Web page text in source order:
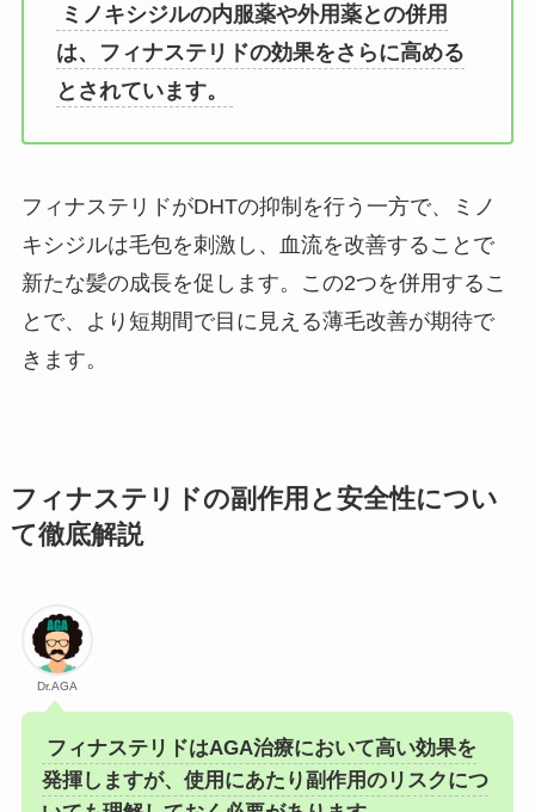
ミノキシジルの内服薬や外用薬との併用
は、フィナステリドの効果をさらに高める
とされています。
フィナステリドがDHTの抑制を行う一方で、ミノ
キシジルは毛包を刺激し、血流を改善することで
新たな髪の成長を促します。この2つを併用するこ
とで、より短期間で目に見える薄毛改善が期待で
きます。
フィナステリドの副作用と安全性につい
て徹底解説
Dr.AGA
フィナステリドはAGA治療において高い効果を
発揮しますが、使用にあたり副作用のリスクにつ